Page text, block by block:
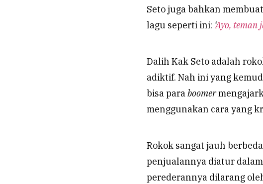
Seto juga bahkan
lagu seperti ini: ‘Ayo, teman
Dalih Kak Seto adalah
adiktif. Nah ini yang
bisa paraboomer
menggunakan cara yang
Rokok sangat jauh
penjualannya diatur
perederannya dilarang